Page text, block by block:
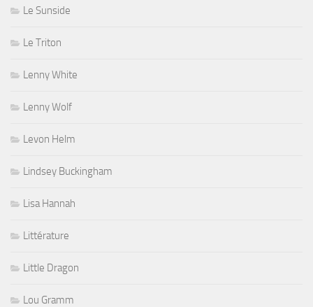
Le Sunside
Le Triton
Lenny White
Lenny Wolf
Levon Helm
Lindsey Buckingham
Lisa Hannah
Littérature
Little Dragon
Lou Gramm